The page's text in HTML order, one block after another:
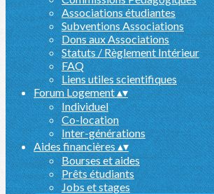
Associations étudiantes
Subventions Associations
Dons aux Associations
Statuts / Règlement Intérieur
FAQ
Liens utiles scientifiques
Forum Logement▴▾
Individuel
Co-location
Inter-générations
Aides financières▴▾
Bourses et aides
Prêts étudiants
Jobs et stages